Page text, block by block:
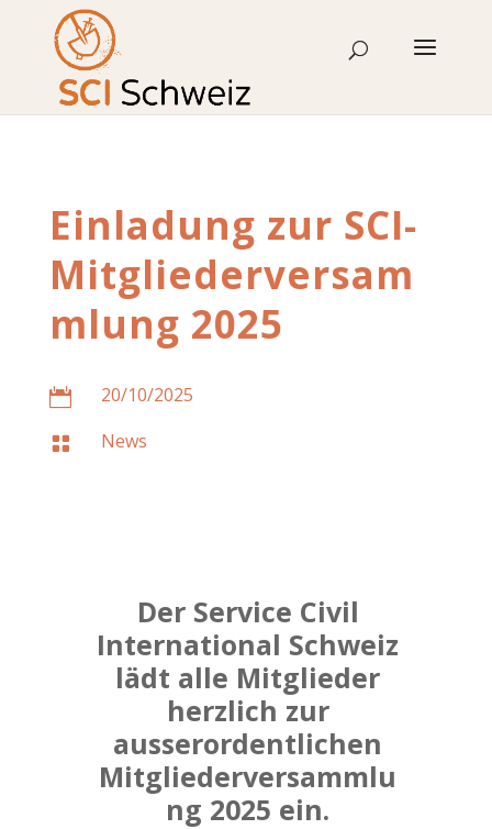
content
Einladung zur SCI-
Mitgliederversam
mlung 2025
 20/10/2025
 News
Der Service Civil
International Schweiz
lädt alle Mitglieder
herzlich zur
ausserordentlichen
Mitgliederversammlu
ng 2025 ein.